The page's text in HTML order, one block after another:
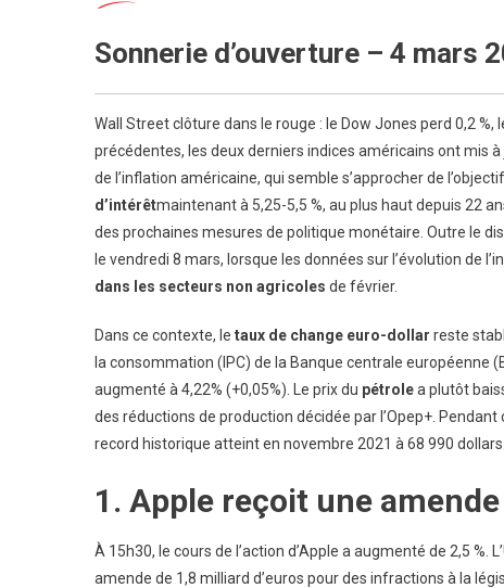
Sonnerie d’ouverture – 4 mars
Wall Street clôture dans le rouge : le Dow Jones perd 0,2 %,
précédentes, les deux derniers indices américains ont mis à
de l’inflation américaine, qui semble s’approcher de
d’intérêtmaintenant à 5,25-5,5 %, au plus haut depuis 22
des prochaines mesures de politique monétaire. Outre le
le vendredi 8 mars, lorsque les données sur l’évolution de
dans les secteurs non agricoles de février.
Dans ce contexte, le taux de change euro-dollar reste
la consommation (IPC) de la Banque centrale européenne
augmenté à 4,22% (+0,05%). Le prix du pétrolea plutôt
des réductions de production décidée par l’Opep+. Pendant
record historique atteint en novembre 2021 à 68 990 dollars.
1. Apple reçoit une
À 15h30, le cours de l’action d’Apple a augmenté de 2,5 %.
amende de 1,8 milliard d’euros pour des infractions à la